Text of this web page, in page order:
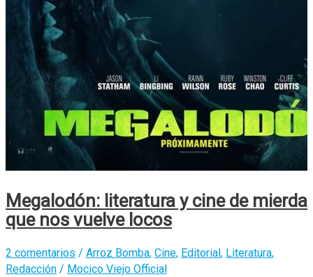
Megalodón: literatura y cine de mierda
que nos vuelve locos
2 comentarios / Arroz Bomba, Cine, Editorial, Literatura,
Redacción / Mocico Viejo Official